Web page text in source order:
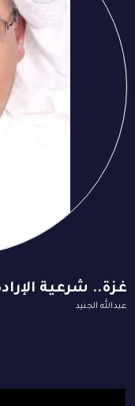
غزة.. شرعية
عبدالله الجنيد